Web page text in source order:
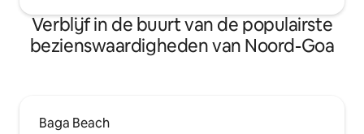
Verblijf in de buurt van de populairste
bezienswaardigheden van Noord-Goa
Baga Beach